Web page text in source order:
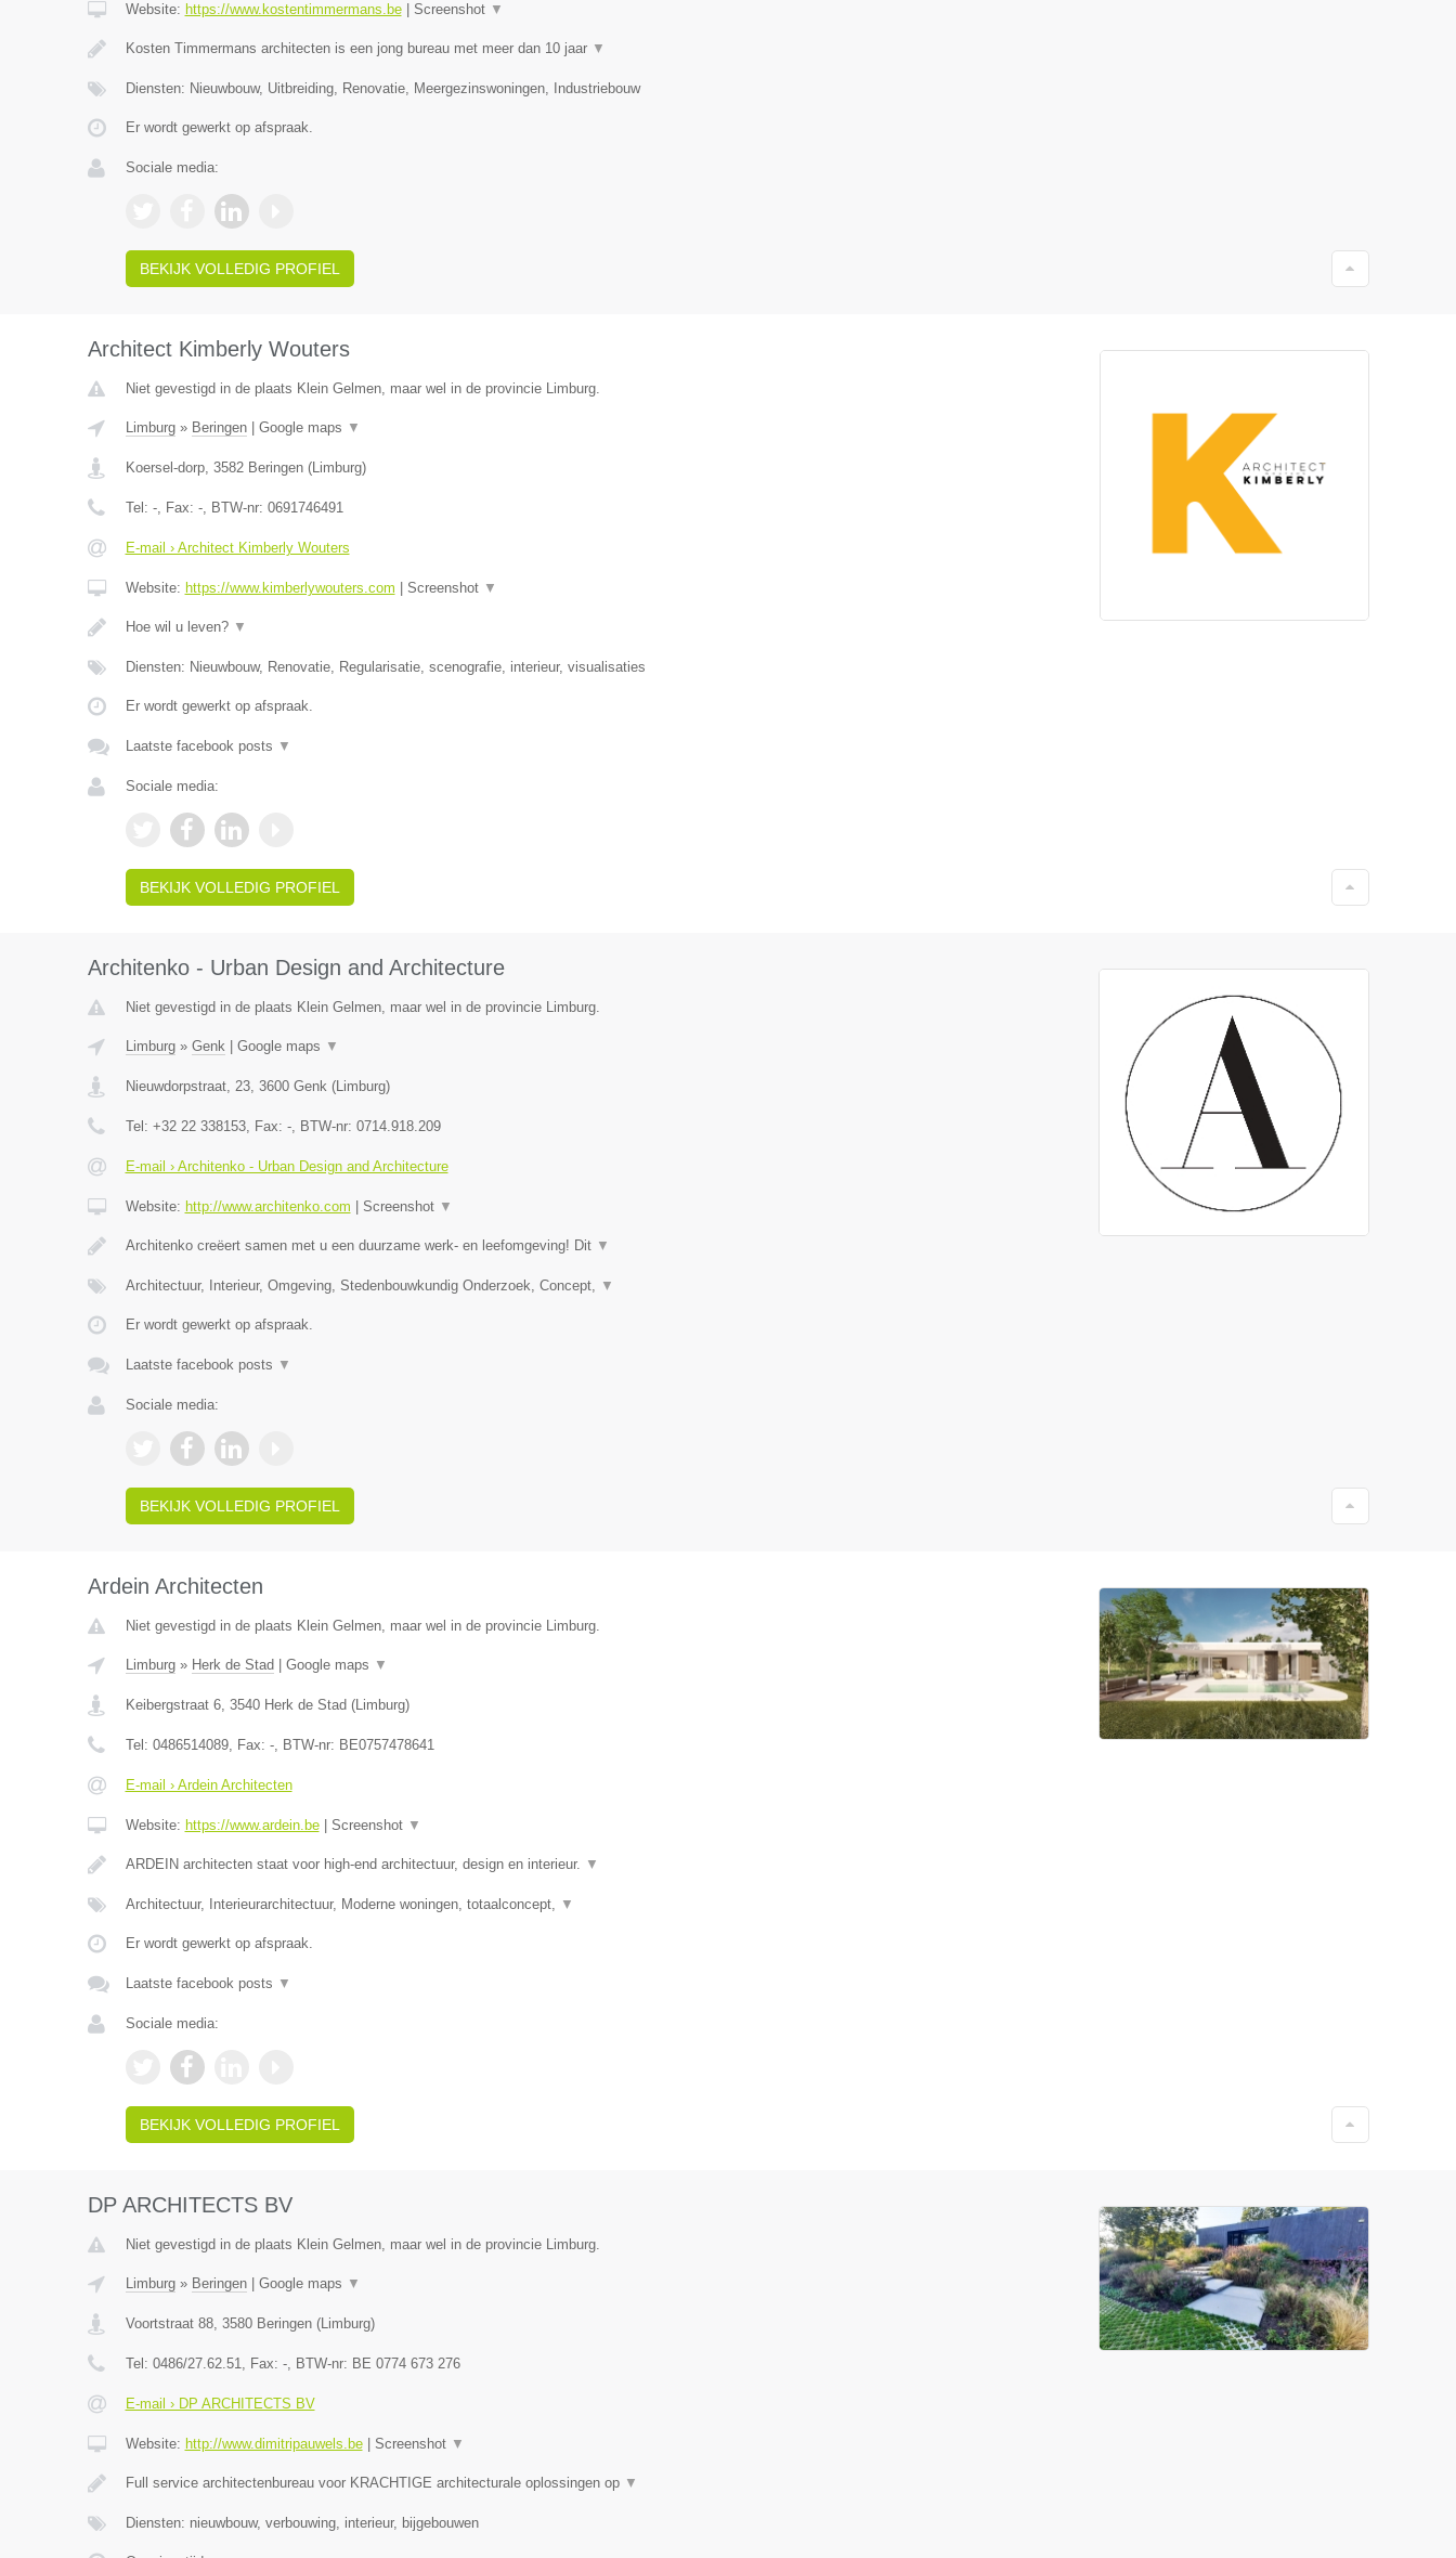
Website: https://www.kostentimmermans.be| Screenshot ▼
Kosten Timmermans architecten is een jong bureau met meer dan 10 jaar ▼
Diensten: Nieuwbouw, Uitbreiding, Renovatie, Meergezinswoningen, Industriebouw
Er wordt gewerkt op afspraak.
Sociale media:
BEKIJK VOLLEDIG PROFIEL
Architect Kimberly Wouters
Niet gevestigd in de plaats Klein Gelmen, maar wel in de provincie Limburg.
Limburg» Beringen| Google maps ▼
Koersel-dorp, 3582 Beringen(Limburg)
Tel: -, Fax: -, BTW-nr: 0691746491
E-mail › Architect Kimberly Wouters
Website: https://www.kimberlywouters.com Screenshot ▼
Hoe wil u leven? ▼
Diensten: Nieuwbouw, Renovatie, Regularisatie, scenografie, interieur, visualisaties
Er wordt gewerkt op afspraak.
Laatste facebook posts ▼
Sociale media:
BEKIJK VOLLEDIG PROFIEL
Architenko - Urban Design and Architecture
Niet gevestigd in de plaats Klein Gelmen, maar wel in de provincie Limburg.
Limburg» Genk| Google maps ▼
Nieuwdorpstraat, 23, 3600 Genk(Limburg)
Tel: +32 22 338153, Fax: -, BTW-nr: 0714.918.209
E-mail › Architenko - Urban Design and Architecture
Website: http://www.architenko.com Screenshot ▼
Architenko creëert samen met u een duurzame werk- en leefomgeving! Dit ▼
Architectuur, Interieur, Omgeving, Stedenbouwkundig Onderzoek, Concept, ▼
Er wordt gewerkt op afspraak.
Laatste facebook posts ▼
Sociale media:
BEKIJK VOLLEDIG PROFIEL
Ardein Architecten
Niet gevestigd in de plaats Klein Gelmen, maar wel in de provincie Limburg.
Limburg» Herk de Stad Google maps ▼
Keibergstraat 6, 3540 Herk de Stad (Limburg)
Tel: 0486514089, Fax: -, BTW-nr: BE0757478641
E-mail › Ardein Architecten
Website: https://www.ardein.be| Screenshot ▼
ARDEIN architecten staat voor high-end architectuur, design en interieur. ▼
Architectuur, Interieurarchitectuur, Moderne woningen, totaalconcept, ▼
Er wordt gewerkt op afspraak.
Laatste facebook posts ▼
Sociale media:
BEKIJK VOLLEDIG PROFIEL
DP ARCHITECTS BV
Niet gevestigd in de plaats Klein Gelmen, maar wel in de provincie Limburg.
Limburg» Beringen| Google maps ▼
Voortstraat 88, 3580 Beringen(Limburg)
Tel: 0486/27.62.51, Fax: -, BTW-nr: BE 0774 673 276
E-mail › DP ARCHITECTS BV
Website: http://www.dimitripauwels.be| Screenshot ▼
Full service architectenbureau voor KRACHTIGE architecturale oplossingen op ▼
Diensten: nieuwbouw, verbouwing, interieur, bijgebouwen